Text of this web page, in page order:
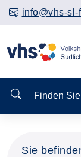
info@vhs-sl-
Finden Sie
Sie